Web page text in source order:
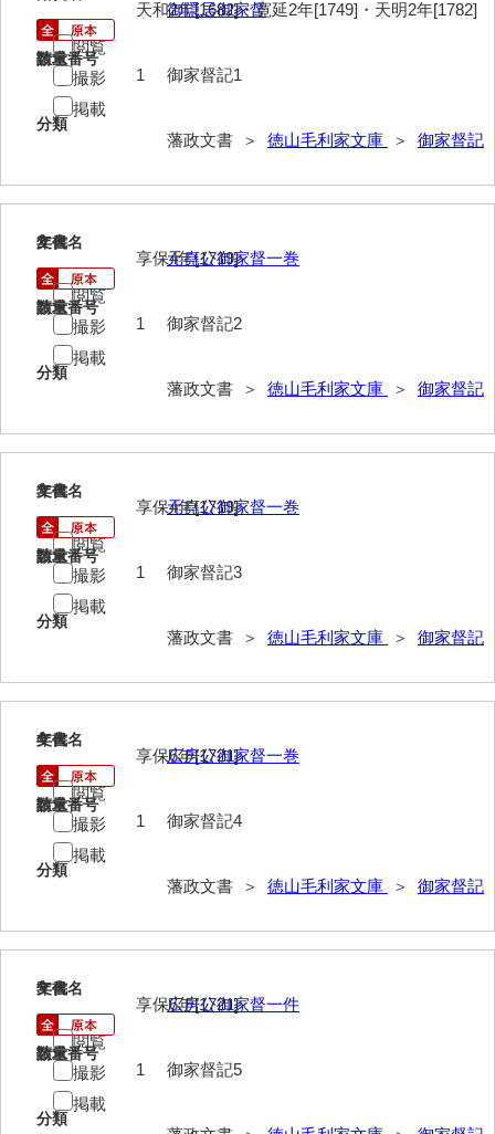
御逝去録
御就国記
御参勤記
御勤記
御馳走御勤記
御行萩記
山口御入湯日記
遣使記内編
下御用所日記
山下札大縛
御隠居御家督
請求番号
御家督記1
分類
藩政文書 ＞ 徳山毛利家文庫 ＞ 御家督記
天和2年[1682]・寛延2年[1749]・天明2年[1782]
数量
1
閲覧
撮影
掲載
2
文書名
元堯公御家督一巻
請求番号
御家督記2
分類
藩政文書 ＞ 徳山毛利家文庫 ＞ 御家督記
年代
享保4年[1719]
数量
1
閲覧
撮影
掲載
3
文書名
元堯公御家督一巻
請求番号
御家督記3
分類
藩政文書 ＞ 徳山毛利家文庫 ＞ 御家督記
年代
享保4年[1719]
数量
1
閲覧
撮影
掲載
4
文書名
広房公御家督一巻
請求番号
御家督記4
分類
藩政文書 ＞ 徳山毛利家文庫 ＞ 御家督記
年代
享保6年[1721]
数量
1
閲覧
撮影
掲載
5
文書名
広房公御家督一件
請求番号
御家督記5
分類
年代
享保6年[1721]
数量
1
閲覧
撮影
掲載